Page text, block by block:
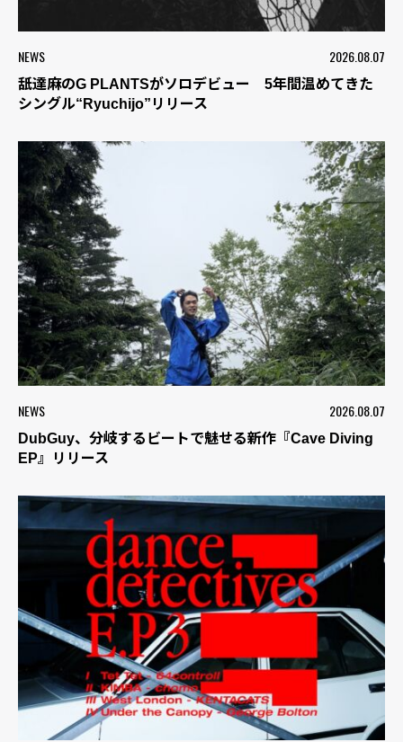
NEWS 2026.08.07
舐達麻のG PLANTSがソロデビュー 5年間温めてきた
シングル“Ryuchijo”リリース
NEWS 2026.08.07
DubGuy、分岐するビートで魅せる新作『Cave Diving
EP』リリース